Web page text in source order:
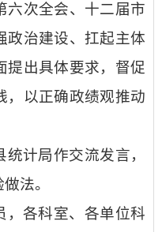
六次全会、十二届市
政治建设、扛起主体
提出具体要求，督促
，以正确政绩观推动
计局作交流发言，
法。
，各科室、各单位科